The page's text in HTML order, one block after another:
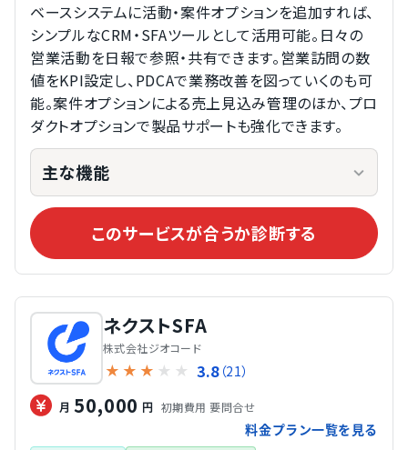
ベースシステムに活動・案件オプションを追加すれば、
シンプルなCRM・SFAツールとして活用可能。日々の
営業活動を日報で参照・共有できます。営業訪問の数
値をKPI設定し、PDCAで業務改善を図っていくのも可
能。案件オプションによる売上見込み管理のほか、プロ
ダクトオプションで製品サポートも強化できます。
主な機能
このサービスが合うか診断する
ネクストSFA
株式会社ジオコード
★ ★ ★ ★ ★ 3.8（21）
月 50,000 円
初期費用 要問合せ
料金プラン一覧を見る